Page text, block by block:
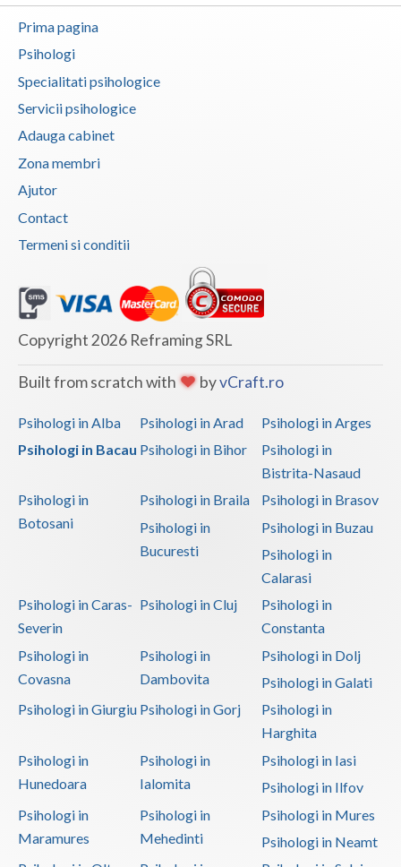
Prima pagina
Psihologi
Specialitati psihologice
Servicii psihologice
Adauga cabinet
Zona membri
Ajutor
Contact
Termeni si conditii
Copyright 2026 Reframing SRL
Built from scratch with byvCraft.ro
Psihologi in Alba Psihologi in Arad
Psihologi in Arges
Psihologi in Bacau Psihologi in Bihor
Psihologi in
Bistrita-Nasaud
Psihologi in
Botosani
Psihologi in Braila
Psihologi in Brasov
Psihologi in
Bucuresti
Psihologi in Buzau
Psihologi in
Calarasi
Psihologi in Caras-
Severin
Psihologi in Cluj
Psihologi in
Constanta
Psihologi in
Covasna
Psihologi in
Dambovita
Psihologi in Dolj
Psihologi in Galati
Psihologi in Giurgiu Psihologi in Gorj
Psihologi in
Harghita
Psihologi in
Hunedoara
Psihologi in
Ialomita
Psihologi in Iasi
Psihologi in Ilfov
Psihologi in
Maramures
Psihologi in
Mehedinti
Psihologi in Mures
Psihologi in Neamt